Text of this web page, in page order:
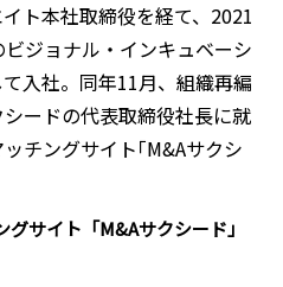
ト本社取締役を経て、2021
ジョナル・インキュベーシ
入社。同年11月、組織再編
ードの代表取締役社長に就
チングサイト｢M&Aサクシ
グサイト「M&Aサクシード」